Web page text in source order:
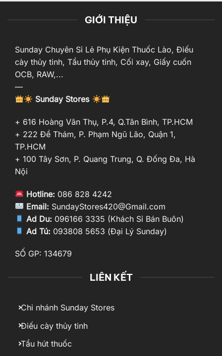
GIỚI THIỆU
Sunday Chuyên Sỉ Lẻ Phụ Kiện Thuốc Lào, Điếu
cày thủy tinh, Tẩu thủy tinh, Cối xay, Giấy cuốn
OCB, RAW,...
—
Sunday Stores
+ 616 Hoàng Văn Thụ, P.4, Q.Tân Bình, TP.HCM
+ 222 Đề Thám, P. Phạm Ngũ Lão, Quận 1,
TP.HCM
+ 100 Tây Sơn, P. Quang Trung, Q. Đống Đa, Hà
Nội
Hotline: 086 828 4242
Email: SundayStores420@Gmail.com
Ad Du: 096166 3335 (Khách Sỉ Bán Buôn)
Ad Tú: 093808 5653 (Đại Lý Sunday)
SỐ GP: 134679
LIÊN KẾT
Chi nhánh Sunday Stores
Điếu cày thủy tinh
Tẩu hút thuốc